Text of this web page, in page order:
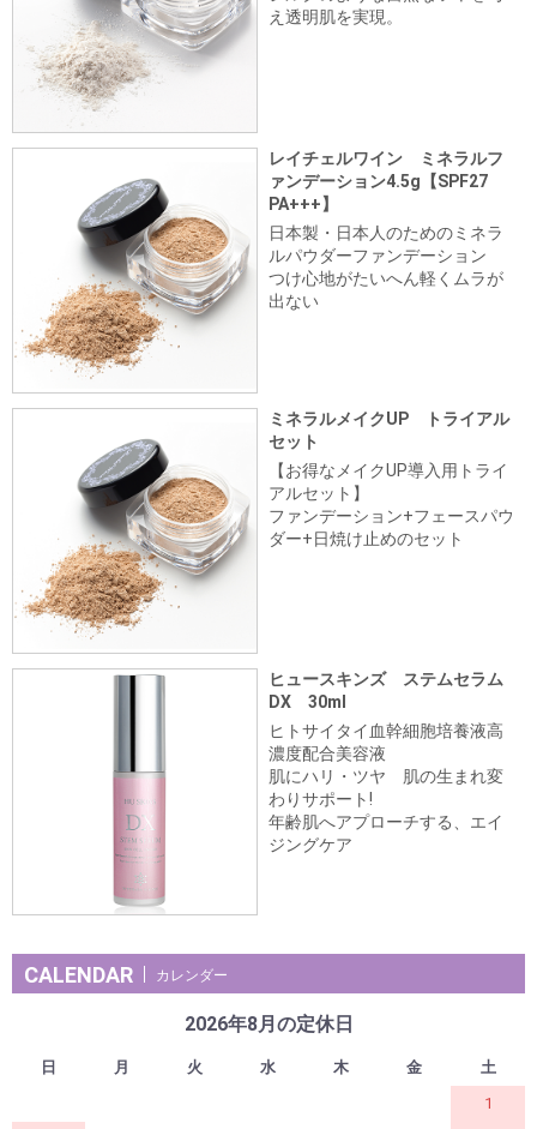
え透明肌を実現。
レイチェルワイン ミネラルフ
ァンデーション4.5g【SPF27
PA+++】
日本製・日本人のためのミネラ
ルパウダーファンデーション
つけ心地がたいへん軽くムラが
出ない
ミネラルメイクUP トライアル
セット
【お得なメイクUP導入用トライ
アルセット】
ファンデーション+フェースパウ
ダー+日焼け止めのセット
ヒュースキンズ ステムセラム
DX 30ml
ヒトサイタイ血幹細胞培養液高
濃度配合美容液
肌にハリ・ツヤ 肌の生まれ変
わりサポート!
年齢肌へアプローチする、エイ
ジングケア
CALENDAR カレンダー
2026年8月の定休日
日 月 火 水 木 金
土
1